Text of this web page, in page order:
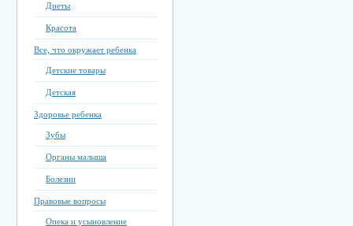
Диеты
Красота
Все, что окружает ребенка
Детские товары
Детская
Здоровье ребенка
Зубы
Органы малыша
Болезни
Правовые вопросы
Опека и усыновление